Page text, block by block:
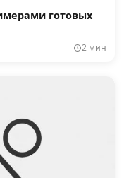
готовых
2 мин